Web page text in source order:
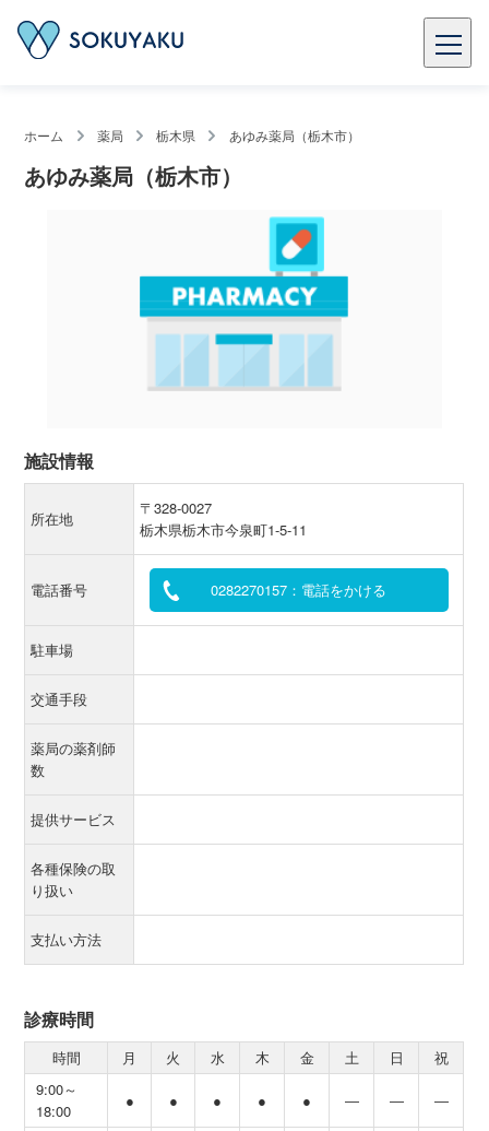
ホーム 薬局 栃木県 あゆみ薬局（栃木市）
あゆみ薬局（栃木市）
施設情報
所在地
〒328-0027
栃木県栃木市今泉町1-5-11
電話番号 0282270157：電話をかける
駐車場
交通手段
薬局の薬剤師
数
提供サービス
各種保険の取
り扱い
支払い方法
診療時間
時間 月 火 水 木 金 土 日
祝
9:00～
18:00
● ● ● ● ● ― ― ―